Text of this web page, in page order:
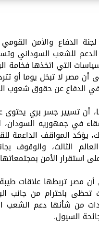
الدفاع والأمن
للشعب السوداني
التي اتخذها فخامة
أن مصر لا تبخل يوما أو
الدفاع عن حقوق شعوب
أن تسيير جسر بري يحتوى
للأشقاء في جمهوريه
يؤكد المواقف الداعمة
الثالث، والوقوف
استقرار الأمن
أن مصر تربطها علاقات
باحترام من جانب
من شأنها دعم الشعب
السيول.